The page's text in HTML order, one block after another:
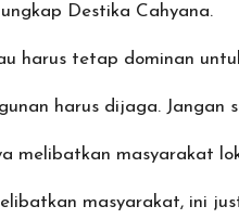
Destika Cahyana.
harus tetap dominan
harus dijaga.
melibatkan masyarakat
masyarakat, ini